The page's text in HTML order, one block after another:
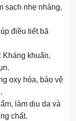
sạch nhẹ nhàng,
điều tiết bã
: Kháng khuẩn,
oxy hóa, bảo vệ
làm dịu da và
chất.